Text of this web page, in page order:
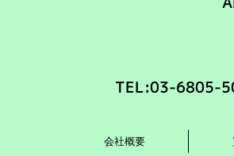
TEL:03-6805-
会社概要